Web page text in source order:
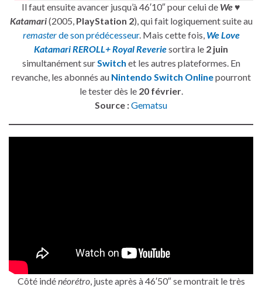
Il faut ensuite avancer jusqu’à 46′10″ pour celui de We ♥
Katamari(2005, PlayStation 2), qui fait logiquement suite au
remasterde son prédécesseur. Mais cette fois, We Love
Katamari REROLL+ Royal Reveriesortira le 2 juin
simultanément sur Switch et les autres plateformes. En
revanche, les abonnés au Nintendo Switch Onlinepourront
le tester dès le 20 février.
Source :Gematsu
Côté indénéorétro, juste après à 46′50″ se montrait le très